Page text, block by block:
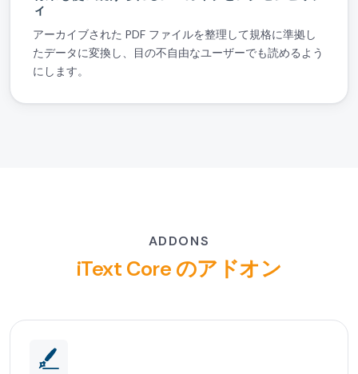
ィ
アーカイブされた PDF ファイルを整理して規格に準拠し
たデータに変換し、目の不自由なユーザーでも読めるよう
にします。
ADDONS
iText Core のアドオン